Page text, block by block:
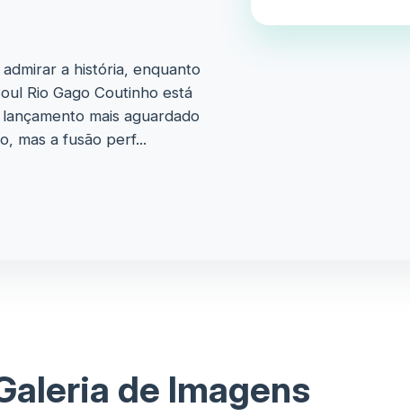
a história, enquanto
Rio Gago Coutinho está
mais aguardado
mas a fusão perf...
de Imagens